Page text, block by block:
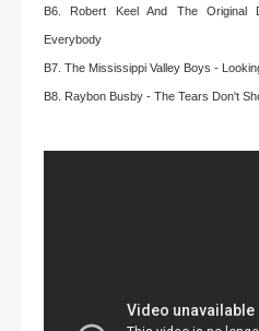
B6. Robert Keel And The Original
Everybody
B7. The Mississippi Valley Boys -
B8. Raybon Busby - The Tears Don't